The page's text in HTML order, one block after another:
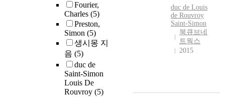
Fourier,
Charles (5)
Preston,
Simon (5)
생시몽 지
음 (5)
duc de
Saint-Simon
Louis De
Rouvroy (5)
duc de Louis
de Rouvroy
Saint-Simon
북큐브네
트웍스
2015